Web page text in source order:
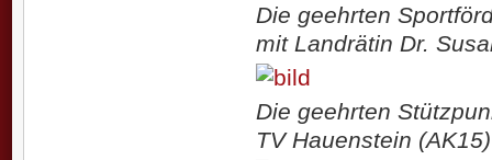
Die geehrten
mit Landrätin Dr.
Die geehrten
TV Hauenstein